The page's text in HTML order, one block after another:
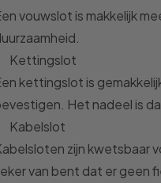
vouwslot is makkelijk
Kettingslot
kettingslot is
Het nadeel is
Kabelslot
zijn kwetsbaar
van bent dat er geen